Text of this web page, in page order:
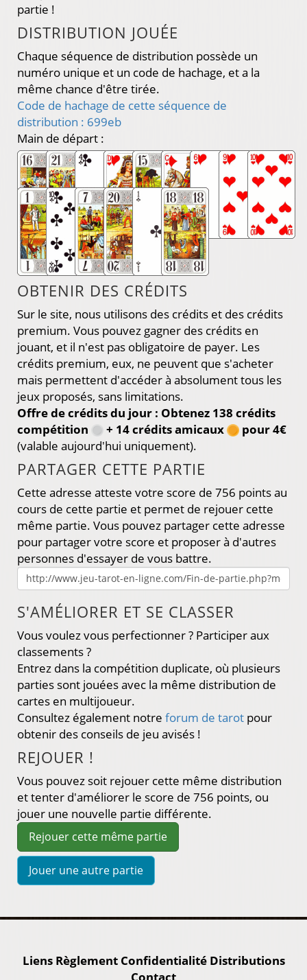
partie !
DISTRIBUTION JOUÉE
Chaque séquence de distribution possède un
numéro unique et un code de hachage, et a la
même chance d'être tirée.
Code de hachage de cette séquence de
distribution : 699eb
Main de départ :
OBTENIR DES CRÉDITS
Sur le site, nous utilisons des crédits et des crédits
premium. Vous pouvez gagner des crédits en
jouant, et il n'est pas obligatoire de payer. Les
crédits premium, eux, ne peuvent que s'acheter
mais permettent d'accéder à absolument tous les
jeux proposés, sans limitations.
Offre de crédits du jour : Obtenez 138 crédits
compétition
+ 14 crédits amicaux
pour 4€
(valable aujourd'hui uniquement).
PARTAGER CETTE PARTIE
Cette adresse atteste votre score de 756 points au
cours de cette partie et permet de rejouer cette
même partie. Vous pouvez partager cette adresse
pour partager votre score et proposer à d'autres
personnes d'essayer de vous battre.
S'AMÉLIORER ET SE CLASSER
Vous voulez vous perfectionner ? Participer aux
classements ?
Entrez dans la compétition duplicate, où plusieurs
parties sont jouées avec la même distribution de
cartes en multijoueur.
Consultez également notre forum de tarot pour
obtenir des conseils de jeu avisés !
REJOUER !
Vous pouvez soit rejouer cette même distribution
et tenter d'améliorer le score de 756 points, ou
jouer une nouvelle partie différente.
Jouer une autre partie
Liens Règlement Confidentialité Distributions
Contact